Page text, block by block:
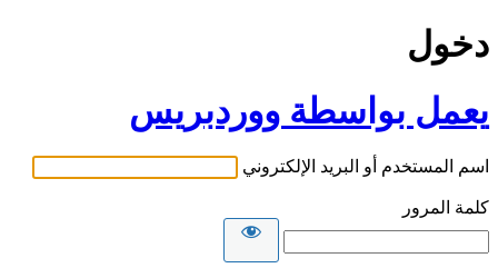
دخول
يعمل بواسطة ووردبريس
اسم المستخدم أو البريد الإلكتروني
كلمة المرور